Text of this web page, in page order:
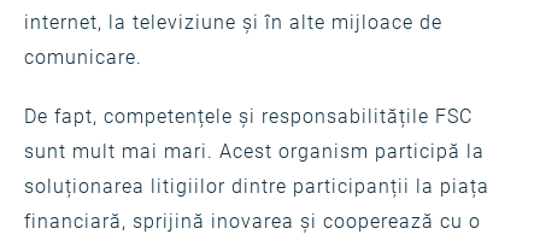
internet, la televiziune și în alte mijloace de
comunicare.
De fapt, competențele și responsabilitățile FSC
sunt mult mai mari. Acest organism participă la
soluționarea litigiilor dintre participanții la piața
financiară, sprijină inovarea și cooperează cu o